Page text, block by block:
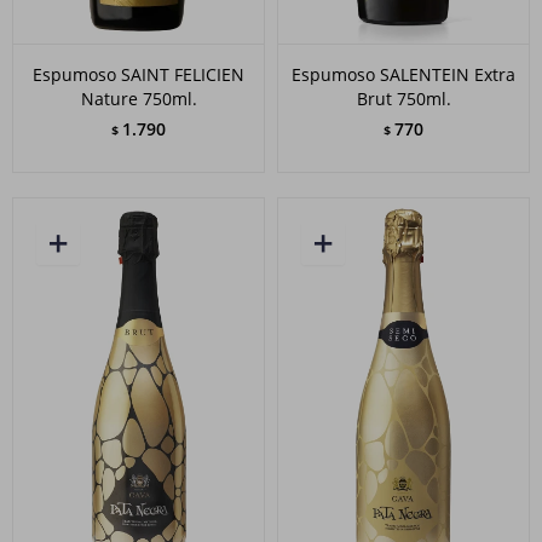
Espumoso SAINT FELICIEN
Nature 750ml.
$ 1.790
Espumoso SALENTEIN Extra
Brut 750ml.
$ 770